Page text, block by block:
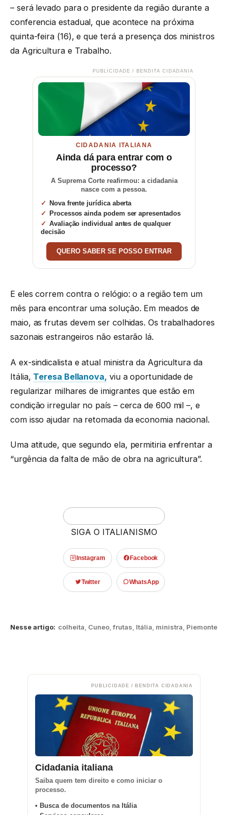
– será levado para o presidente da região durante a
conferencia estadual, que acontece na próxima
quinta-feira (16), e que terá a presença dos ministros
da Agricultura e Trabalho.
PUBLICIDADE / BENDITA CIDADANIA
CIDADANIA ITALIANA
Ainda dá para entrar com o
processo?
A Suprema Corte reafirmou: a cidadania
nasce com a pessoa.
Nova frente jurídica aberta
Processos ainda podem ser apresentados
Avaliação individual antes de qualquer
decisão
QUERO SABER SE POSSO ENTRAR
E eles correm contra o relógio: o a região tem um
mês para encontrar uma solução. Em meados de
maio, as frutas devem ser colhidas. Os trabalhadores
sazonais estrangeiros não estarão lá.
A ex-sindicalista e atual ministra da Agricultura da
Itália, Teresa Bellanova, viu a oportunidade de
regularizar milhares de imigrantes que estão em
condição irregular no país – cerca de 600 mil –, e
com isso ajudar na retomada da economia nacional.
Uma atitude, que segundo ela, permitiria enfrentar a
“urgência da falta de mão de obra na agricultura”.
SIGA O ITALIANISMO
Instagram Facebook
Twitter WhatsApp
Nesse artigo: colheita Cuneo ,frutas Itália ministra Piemonte
PUBLICIDADE / BENDITA CIDADANIA
Cidadania italiana
Saiba quem tem direito e como iniciar o
processo.
• Busca de documentos na Itália